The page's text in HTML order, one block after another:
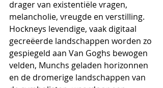
drager van existentiële vragen,
melancholie, vreugde en verstilling.
Hockneys levendige, vaak digitaal
gecreëerde landschappen worden zo
gespiegeld aan Van Goghs bewogen
velden, Munchs geladen horizonnen
en de dromerige landschappen van